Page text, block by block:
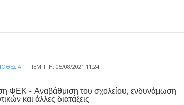
ΠΈΜΠΤΗ, 05/08/2021 11:24
ΦΕΚ - Αναβάθμιση του σχολείου, ενδυνάμωση
και άλλες διατάξεις